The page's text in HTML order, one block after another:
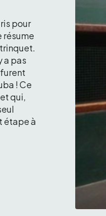
pour
résume
a pas
! Ce
qui,
étape à